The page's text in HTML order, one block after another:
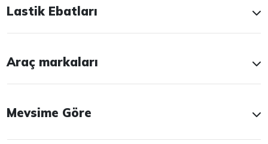
Lastik Ebatları
Araç markaları
Mevsime Göre